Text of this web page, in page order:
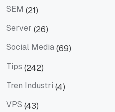
SEM (21)
Server (26)
Social Media(69)
Tips (242)
Tren Industri (4)
VPS (43)